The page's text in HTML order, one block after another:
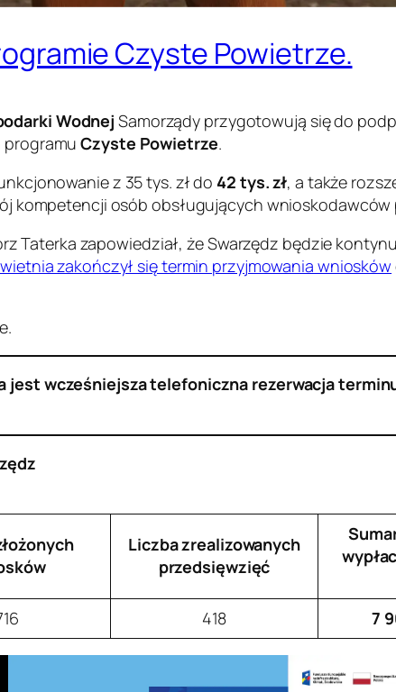
Czyste Powietrze.
Wodnej Samorządy przygotowują się do
programuCzyste Powietrze.
z 35 tys. zł do 42 tys. zł, a także
kompetencji osób obsługujących wnioskodawców
Taterka zapowiedział, że Swarzędz będzie
zakończył się termin przyjmowania wniosków
wcześniejsza telefoniczna rezerwacja
Liczba zrealizowanych
przedsięwzięć
418 7